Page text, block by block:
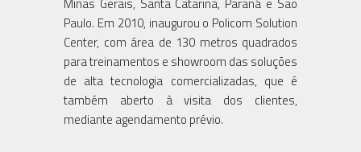
Paulo. Em 2010, inaugurou o Policom Solution
Center, com área de 130 metros quadrados
para treinamentos e showroom das soluções
de alta tecnologia comercializadas, que é
também aberto à visita dos clientes,
mediante agendamento prévio.